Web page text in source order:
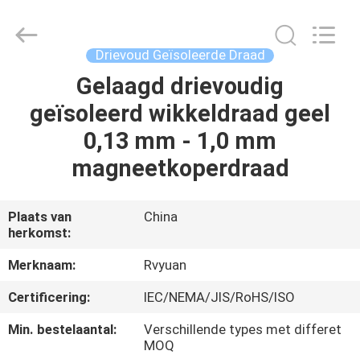
PRODUCTEN
ONGEVEER
ONS
FABRIEKSREIS
Material
Co,.Ltd.
Drievoud Geïsoleerde Draad
Gelaagd drievoudig
geïsoleerd wikkeldraad geel
0,13 mm - 1,0 mm
magneetkoperdraad
Plaats van
herkomst:
China
Merknaam:
Rvyuan
Certificering:
IEC/NEMA/JIS/RoHS/ISO
Min. bestelaantal:
Verschillende types met differet
MOQ